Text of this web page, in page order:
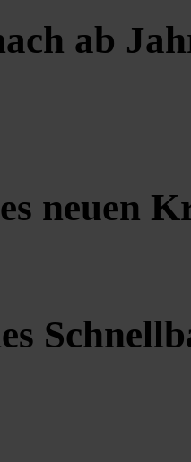
ab
neuen